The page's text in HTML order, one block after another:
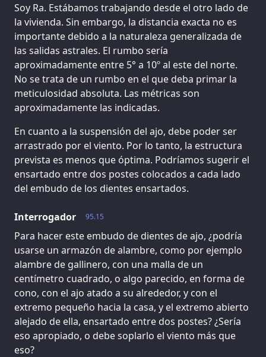
Soy Ra. Estábamos trabajando desde el otro lado de
la vivienda. Sin embargo, la distancia exacta no es
importante debido a la naturaleza generalizada de
las salidas astrales. El rumbo sería
aproximadamente entre 5° a 10º al este del norte.
No se trata de un rumbo en el que deba primar la
meticulosidad absoluta. Las métricas son
aproximadamente las indicadas.
En cuanto a la suspensión del ajo, debe poder ser
arrastrado por el viento. Por lo tanto, la estructura
prevista es menos que óptima. Podríamos sugerir el
ensartado entre dos postes colocados a cada lado
del embudo de los dientes ensartados.
95.15
Interrogador
Para hacer este embudo de dientes de ajo, ¿podría
usarse un armazón de alambre, como por ejemplo
alambre de gallinero, con una malla de un
centímetro cuadrado, o algo parecido, en forma de
cono, con el ajo atado a su alrededor, y con el
extremo pequeño hacia la casa, y el extremo abierto
alejado de ella, ensartado entre dos postes? ¿Sería
eso apropiado, o debe soplarlo el viento más que
eso?